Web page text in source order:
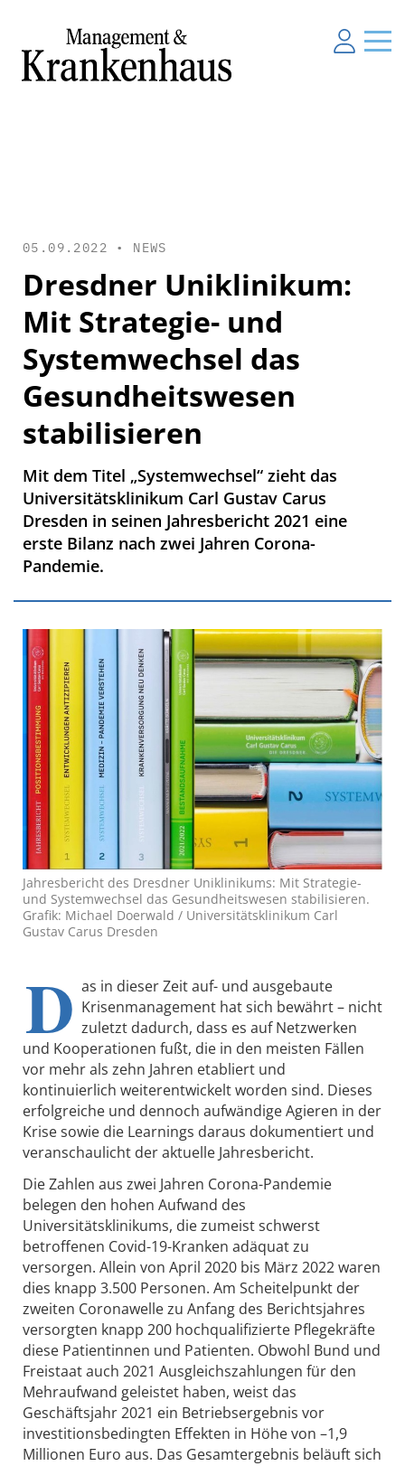
05.09.2022 • NEWS
Dresdner Uniklinikum:
Mit Strategie- und
Systemwechsel das
Gesundheitswesen
stabilisieren
Mit dem Titel „Systemwechsel“ zieht das
Universitätsklinikum Carl Gustav Carus
Dresden in seinen Jahresbericht 2021 eine
erste Bilanz nach zwei Jahren Corona-
Pandemie.
Jahresbericht des Dresdner Uniklinikums: Mit Strategie-
und Systemwechsel das Gesundheitswesen stabilisieren.
Grafik: Michael Doerwald / Universitätsklinikum Carl
Gustav Carus Dresden
D as in dieser Zeit auf- und ausgebaute
Krisenmanagement hat sich bewährt – nicht
zuletzt dadurch, dass es auf Netzwerken
und Kooperationen fußt, die in den meisten Fällen
vor mehr als zehn Jahren etabliert und
kontinuierlich weiterentwickelt worden sind. Dieses
erfolgreiche und dennoch aufwändige Agieren in der
Krise sowie die Learnings daraus dokumentiert und
veranschaulicht der aktuelle Jahresbericht.
Die Zahlen aus zwei Jahren Corona-Pandemie
belegen den hohen Aufwand des
Universitätsklinikums, die zumeist schwerst
betroffenen Covid-19-Kranken adäquat zu
versorgen. Allein von April 2020 bis März 2022 waren
dies knapp 3.500 Personen. Am Scheitelpunkt der
zweiten Coronawelle zu Anfang des Berichtsjahres
versorgten knapp 200 hochqualifizierte Pflegekräfte
diese Patientinnen und Patienten. Obwohl Bund und
Freistaat auch 2021 Ausgleichszahlungen für den
Mehraufwand geleistet haben, weist das
Geschäftsjahr 2021 ein Betriebsergebnis vor
investitionsbedingten Effekten in Höhe von –1,9
Millionen Euro aus. Das Gesamtergebnis beläuft sich